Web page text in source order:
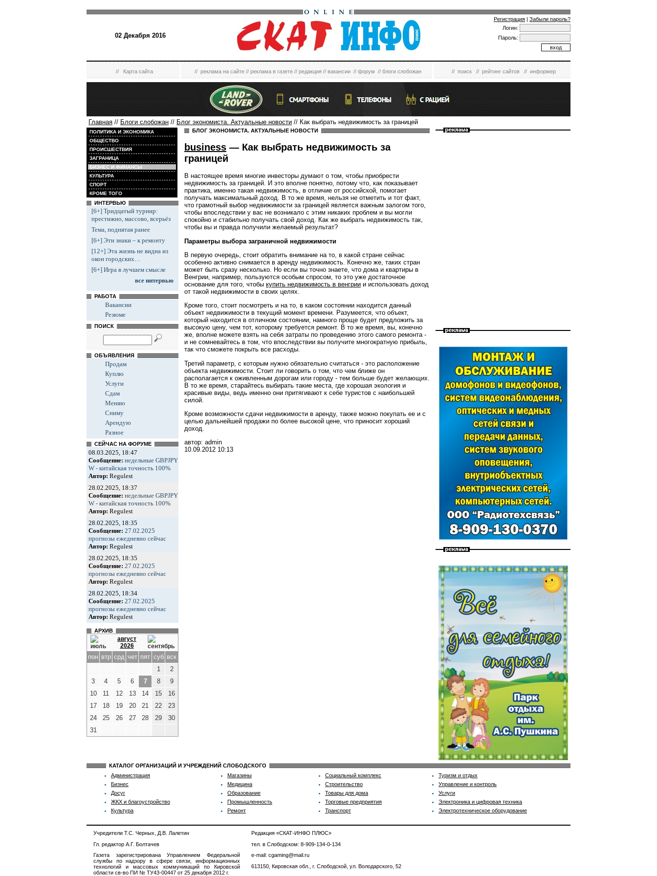
02 Декабря 2016
Регистрация | Забыли пароль?
Логин:
Пароль:
//Карта сайта //реклама на сайте//реклама в газете//редакция//вакансии//форум//блоги слобожан //поиск//рейтинг сайтов//информер
Главная // Блоги слобожан // Блог экономиста. Актуальные новости // Как выбрать недвижимость за границей
ПОЛИТИКА И ЭКОНОМИКА
ОБЩЕСТВО
ПРОИСШЕСТВИЯ
ЗАГРАНИЦА
БИЗНЕС И ФИНАНСЫ
КУЛЬТУРА
СПОРТ
КРОМЕ ТОГО
ИНТЕРВЬЮ
[6+] Тридцатый турнир:
престижно, массово, всерьёз
Тема, поднятая ранее
[6+] Эти знаки – к ремонту
[12+] Эта жизнь не видна из
окон городских…
[6+] Игра в лучшем смысле
все интервью
РАБОТА
Вакансии
Резюме
ПОИСК
ОБЪЯВЛЕНИЯ
Продам
Куплю
Услуги
Сдам
Меняю
Сниму
Арендую
Разное
СЕЙЧАС НА ФОРУМЕ
08.03.2025, 18:47
Сообщение: недельные GBPJPY
W - китайская точность 100%
Автор: Regulest
28.02.2025, 18:37
Сообщение: недельные GBPJPY
W - китайская точность 100%
Автор: Regulest
28.02.2025, 18:35
Сообщение: 27.02.2025
прогнозы ежедневно сейчас
Автор: Regulest
28.02.2025, 18:35
Сообщение: 27.02.2025
прогнозы ежедневно сейчас
Автор: Regulest
28.02.2025, 18:34
Сообщение: 27.02.2025
прогнозы ежедневно сейчас
Автор: Regulest
АРХИВ
август
2026
пон втр срд чет пят суб вск
1
2
3
4 5 6 7 8
9
10
11 12 13 14 15
16
17
18 19 20 21 22
23
24
25 26 27 28 29
30
31
БЛОГ ЭКОНОМИСТА. АКТУАЛЬНЫЕ НОВОСТИ
business — Как выбрать недвижимость за
границей
В настоящее время многие инвесторы думают о том, чтобы приобрести
недвижимость за границей. И это вполне понятно, потому что, как показывает
практика, именно такая недвижимость, в отличие от российской, помогает
получать максимальный доход. В то же время, нельзя не отметить и тот факт,
что грамотный выбор недвижимости за границей является важным залогом того,
чтобы впоследствии у вас не возникало с этим никаких проблем и вы могли
спокойно и стабильно получать свой доход. Как же выбрать недвижимость так,
чтобы вы и правда получили желаемый результат?
Параметры выбора заграничной недвижимости
В первую очередь, стоит обратить внимание на то, в какой стране сейчас
особенно активно снимается в аренду недвижимость. Конечно же, таких стран
может быть сразу несколько. Но если вы точно знаете, что дома и квартиры в
Венгрии, например, пользуются особым спросом, то это уже достаточное
основание для того, чтобы купить недвижимость в венгрии и использовать доход
от такой недвижимости в своих целях.
Кроме того, стоит посмотреть и на то, в каком состоянии находится данный
объект недвижимости в текущий момент времени. Разумеется, что объект,
который находится в отличном состоянии, намного проще будет предложить за
высокую цену, чем тот, которому требуется ремонт. В то же время, вы, конечно
же, вполне можете взять на себя затраты по проведению этого самого ремонта -
и не сомневайтесь в том, что впоследствии вы получите многократную прибыль,
так что сможете покрыть все расходы.
Третий параметр, с которым нужно обязательно считаться - это расположение
объекта недвижимости. Стоит ли говорить о том, что чем ближе он
располагается к оживленным дорогам или городу - тем больше будет желающих.
В то же время, старайтесь выбирать такие места, где хорошая экология и
красивые виды, ведь именно они притягивают к себе туристов с наибольшей
силой.
Кроме возможности сдачи недвижимости в аренду, также можно покупать ее и с
целью дальнейшей продажи по более высокой цене, что приносит хороший
доход.
автор: admin
10.09.2012 10:13
КАТАЛОГ ОРГАНИЗАЦИЙ И УЧРЕЖДЕНИЙ СЛОБОДСКОГО
Администрация
Бизнес
Досуг
ЖКХ и благоустройство
Культура
Магазины
Медицина
Образование
Промышленность
Ремонт
Социальный комплекс
Строительство
Товары для дома
Торговые предприятия
Транспорт
Туризм и отдых
Управление и контроль
Услуги
Электроника и цифровая техника
Электротехническое оборудование
Учредители Т.С. Черных, Д.В. Лалетин
Гл. редактор А.Г. Болтачев
Газета зарегистрирована Управлением Федеральной
службы по надзору в сфере связи, информационных
технологий и массовых коммуникаций по Кировской
области св-во ПИ № ТУ43-00447 от 25 декабря 2012 г.
Редакция «СКАТ-ИНФО ПЛЮС»
тел. в Слободском: 8-909-134-0-134
e-mail: cgaming@mail.ru
613150, Кировская обл., г. Слободской, ул. Володарского, 52